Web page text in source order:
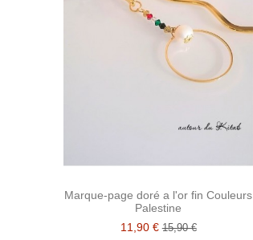
Marque-page doré a l'or fin Couleurs
Palestine
11,90 €15,90 €